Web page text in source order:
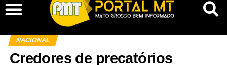
NACIONAL
Credores de precatórios